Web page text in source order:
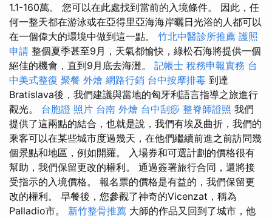
1.1-160萬。 您可以在此處找到當前的入境條件。 因此，任
何一整天都在游泳或在亞得里亞海海岸曬日光浴的人都可以
在一個偉大的環境中做到這一點。 竹北中醫診所推薦 護照
申請 整個夏季甚至9月，天氣都愉快，綠松石海將提供一個
絕佳的機會，直到9月底去海灘。 記帳士 稅務申報實務 台
中美式整復 聚餐 外燴 網路行銷 台中按摩排毒 到達
Bratislava後，我們建議與當地的匈牙利語言指導之旅進行
觀光。 台胞證 照片 台南 外燴 台中刮痧 整脊師證照 我們
提供了這兩點的結合，也就是說，我們有埃及曲折，我們的
乘客可以在某些城市度過幾天，在他們繼續前進之前訪問幾
個景點和地區，例如開羅。 入場券和可選計劃的價格很有
幫助，我們保留更改的權利。 通過簽署旅行合同，還將接
受指示的入境價格。 報名票的價格是有益的，我們保留更
改的權利。 早餐後，您參觀了神奇的Vicenzat，稱為
Palladio市。 新竹整骨推薦 大師的作品又回到了城市，他